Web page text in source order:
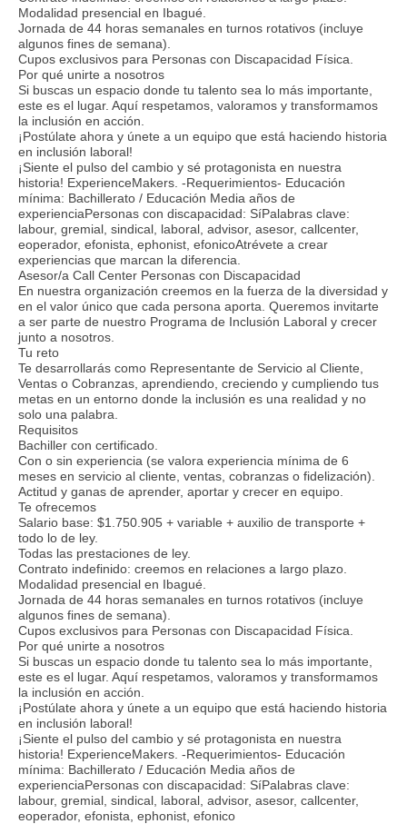
Modalidad presencial en Ibagué.
Jornada de 44 horas semanales en turnos rotativos (incluye
algunos fines de semana).
Cupos exclusivos para Personas con Discapacidad Física.
Por qué unirte a nosotros
Si buscas un espacio donde tu talento sea lo más importante,
este es el lugar. Aquí respetamos, valoramos y transformamos
la inclusión en acción.
¡Postúlate ahora y únete a un equipo que está haciendo historia
en inclusión laboral!
¡Siente el pulso del cambio y sé protagonista en nuestra
historia! ExperienceMakers. -Requerimientos- Educación
mínima: Bachillerato / Educación Media años de
experienciaPersonas con discapacidad: SíPalabras clave:
labour, gremial, sindical, laboral, advisor, asesor, callcenter,
eoperador, efonista, ephonist, efonicoAtrévete a crear
experiencias que marcan la diferencia.
Asesor/a Call Center Personas con Discapacidad
En nuestra organización creemos en la fuerza de la diversidad y
en el valor único que cada persona aporta. Queremos invitarte
a ser parte de nuestro Programa de Inclusión Laboral y crecer
junto a nosotros.
Tu reto
Te desarrollarás como Representante de Servicio al Cliente,
Ventas o Cobranzas, aprendiendo, creciendo y cumpliendo tus
metas en un entorno donde la inclusión es una realidad y no
solo una palabra.
Requisitos
Bachiller con certificado.
Con o sin experiencia (se valora experiencia mínima de 6
meses en servicio al cliente, ventas, cobranzas o fidelización).
Actitud y ganas de aprender, aportar y crecer en equipo.
Te ofrecemos
Salario base: $1.750.905 + variable + auxilio de transporte +
todo lo de ley.
Todas las prestaciones de ley.
Contrato indefinido: creemos en relaciones a largo plazo.
Modalidad presencial en Ibagué.
Jornada de 44 horas semanales en turnos rotativos (incluye
algunos fines de semana).
Cupos exclusivos para Personas con Discapacidad Física.
Por qué unirte a nosotros
Si buscas un espacio donde tu talento sea lo más importante,
este es el lugar. Aquí respetamos, valoramos y transformamos
la inclusión en acción.
¡Postúlate ahora y únete a un equipo que está haciendo historia
en inclusión laboral!
¡Siente el pulso del cambio y sé protagonista en nuestra
historia! ExperienceMakers. -Requerimientos- Educación
mínima: Bachillerato / Educación Media años de
experienciaPersonas con discapacidad: SíPalabras clave:
labour, gremial, sindical, laboral, advisor, asesor, callcenter,
eoperador, efonista, ephonist, efonico